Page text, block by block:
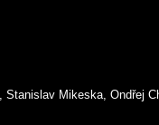
Stanislav Mikeska, Ondřej